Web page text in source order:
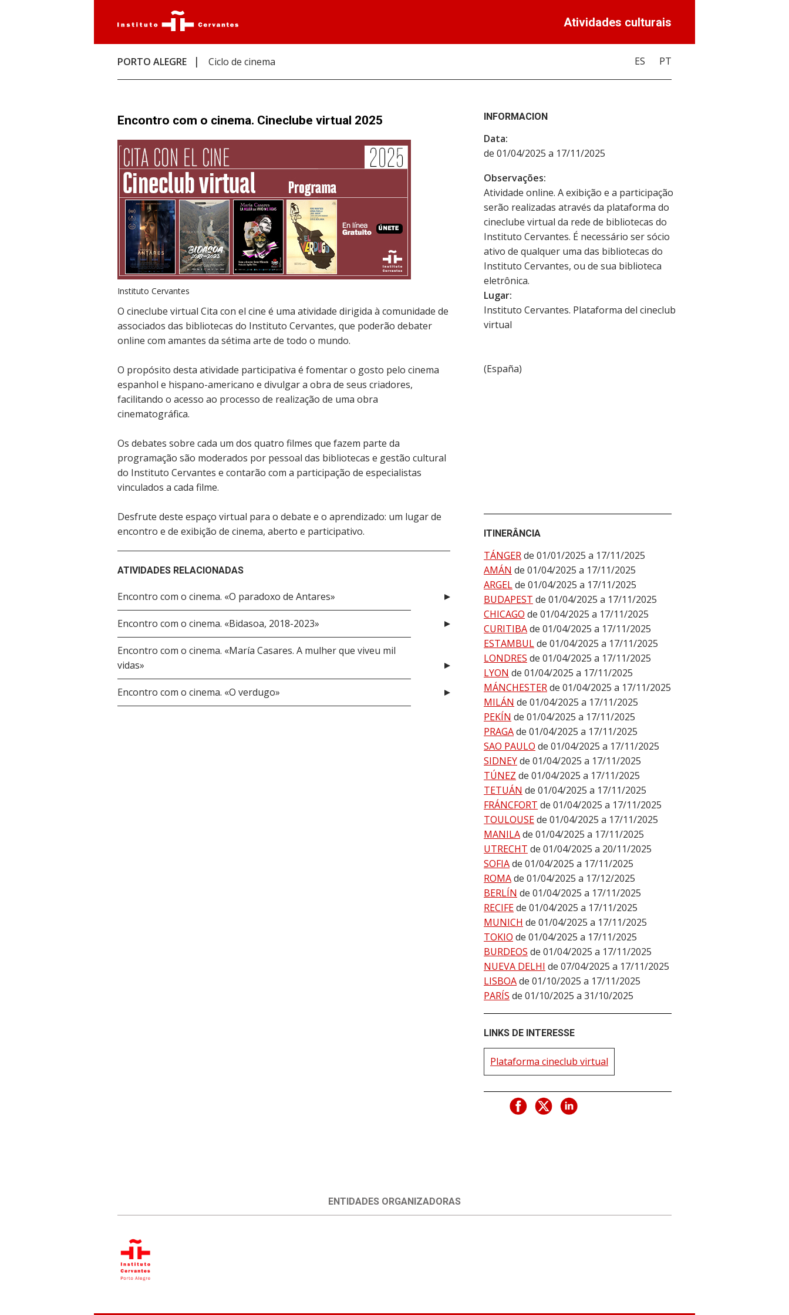
Atividades culturais
PORTO ALEGRE Ciclo de cinema ES PT
Encontro com o cinema. Cineclube virtual 2025
Instituto Cervantes
O cineclube virtual Cita con el cine é uma atividade dirigida à comunidade de
associados das bibliotecas do Instituto Cervantes, que poderão debater
online com amantes da sétima arte de todo o mundo.
O propósito desta atividade participativa é fomentar o gosto pelo cinema
espanhol e hispano-americano e divulgar a obra de seus criadores,
facilitando o acesso ao processo de realização de uma obra
cinematográfica.
Os debates sobre cada um dos quatro filmes que fazem parte da
programação são moderados por pessoal das bibliotecas e gestão cultural
do Instituto Cervantes e contarão com a participação de especialistas
vinculados a cada filme.
Desfrute deste espaço virtual para o debate e o aprendizado: um lugar de
encontro e de exibição de cinema, aberto e participativo.
ATIVIDADES RELACIONADAS
Encontro com o cinema. «O paradoxo de Antares»
Encontro com o cinema. «Bidasoa, 2018-2023»
Encontro com o cinema. «María Casares. A mulher que viveu mil
vidas»
Encontro com o cinema. «O verdugo»
INFORMACION
Data:
de 01/04/2025 a 17/11/2025
Observações:
Atividade online. A exibição e a participação
serão realizadas através da plataforma do
cineclube virtual da rede de bibliotecas do
Instituto Cervantes. É necessário ser sócio
ativo de qualquer uma das bibliotecas do
Instituto Cervantes, ou de sua biblioteca
eletrônica.
Lugar:
Instituto Cervantes. Plataforma del cineclub
virtual
(España)
ITINERÂNCIA
TÁNGERde 01/01/2025 a 17/11/2025
AMÁN de 01/04/2025 a 17/11/2025
ARGELde 01/04/2025 a 17/11/2025
BUDAPEST de 01/04/2025 a 17/11/2025
CHICAGO de 01/04/2025 a 17/11/2025
CURITIBAde 01/04/2025 a 17/11/2025
ESTAMBULde 01/04/2025 a 17/11/2025
LONDRES de 01/04/2025 a 17/11/2025
LYON de 01/04/2025 a 17/11/2025
MÁNCHESTERde 01/04/2025 a 17/11/2025
MILÁN de 01/04/2025 a 17/11/2025
PEKÍN de 01/04/2025 a 17/11/2025
PRAGAde 01/04/2025 a 17/11/2025
SAO PAULO de 01/04/2025 a 17/11/2025
SIDNEYde 01/04/2025 a 17/11/2025
TÚNEZ de 01/04/2025 a 17/11/2025
TETUÁN de 01/04/2025 a 17/11/2025
FRÁNCFORT de 01/04/2025 a 17/11/2025
TOULOUSEde 01/04/2025 a 17/11/2025
MANILAde 01/04/2025 a 17/11/2025
UTRECHT de 01/04/2025 a 20/11/2025
SOFIAde 01/04/2025 a 17/11/2025
ROMAde 01/04/2025 a 17/12/2025
BERLÍN de 01/04/2025 a 17/11/2025
RECIFEde 01/04/2025 a 17/11/2025
MUNICH de 01/04/2025 a 17/11/2025
TOKIO de 01/04/2025 a 17/11/2025
BURDEOS de 01/04/2025 a 17/11/2025
NUEVA DELHI de 07/04/2025 a 17/11/2025
LISBOAde 01/10/2025 a 17/11/2025
PARÍS de 01/10/2025 a 31/10/2025
LINKS DE INTERESSE
Plataforma cineclub virtual
ENTIDADES ORGANIZADORAS